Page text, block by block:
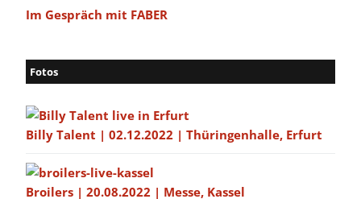
Im Gespräch mit FABER
Fotos
Billy Talent | 02.12.2022 | Thüringenhalle, Erfurt
Broilers | 20.08.2022 | Messe, Kassel